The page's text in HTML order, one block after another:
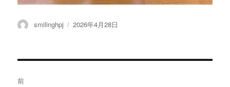
投
smilinghpj
投
2026年4月28日
前